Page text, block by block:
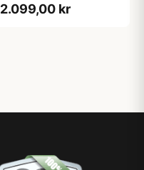
2.099,00 kr